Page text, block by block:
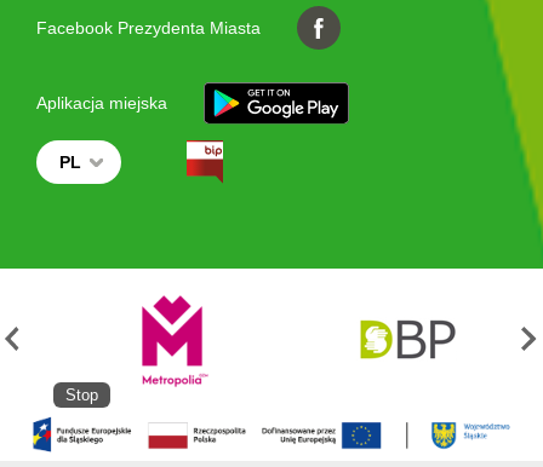
Facebook Prezydenta Miasta
Aplikacja miejska
PL
Stop